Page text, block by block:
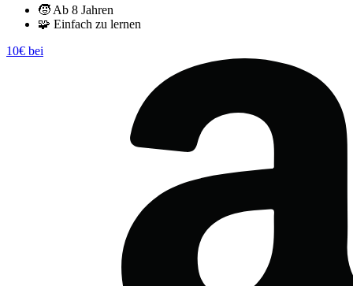
🧒 Ab 8 Jahren
🧩 Einfach zu lernen
10€ bei